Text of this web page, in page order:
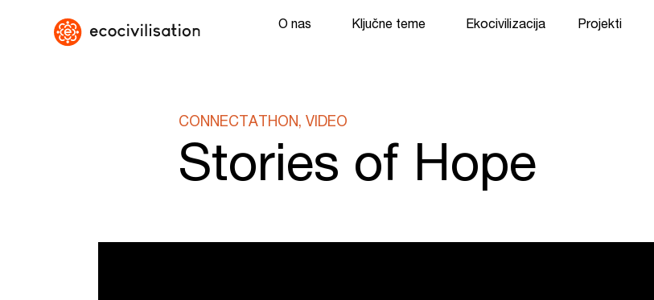
O nas Ključne teme Ekocivilizacija Projekti
CONNECTATHON, VIDEO
Stories of Hope